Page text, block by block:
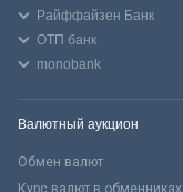
Райффайзен Банк
ОТП банк
monobank
Валютный аукцион
Обмен валют
Курс валют в обменниках